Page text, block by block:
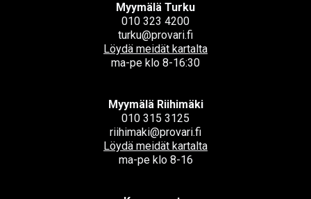
Myymälä Turku
010 323 4200
turku@provari.fi
Löydä meidät kartalta
ma-pe klo 8-16:30
Myymälä Riihimäki
010 315 3125
riihimaki@provari.fi
Löydä meidät kartalta
ma-pe klo 8-16